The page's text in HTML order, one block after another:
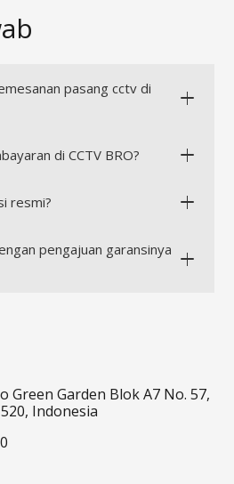
pasang cctv di
di CCTV BRO?
resmi?
pengajuan garansinya
Green Garden Blok A7 No. 57,
Indonesia